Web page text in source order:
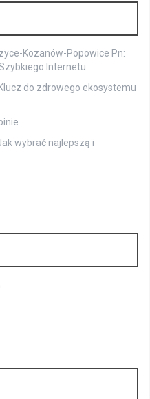
Kozanów-Popowice Pn:
Internetu
do zdrowego ekosystemu
wybrać najlepszą i